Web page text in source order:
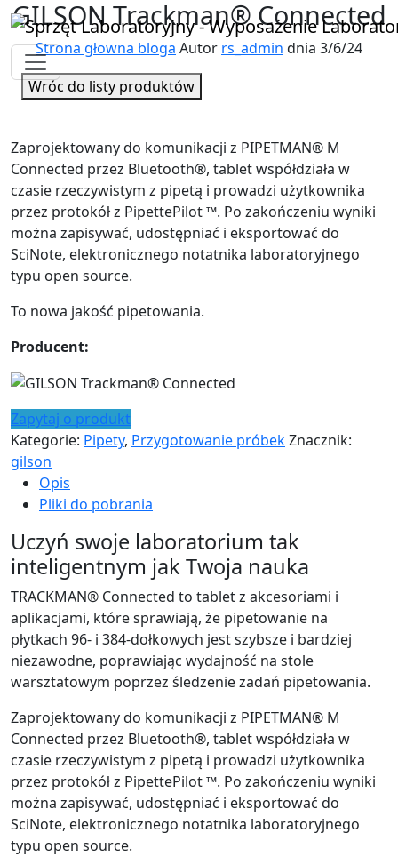
GILSON Trackman® Connected
Strona głowna bloga Autor rs_admin dnia 3/6/24
Wróc do listy produktów
Zaprojektowany do komunikacji z PIPETMAN® M
Connected przez Bluetooth®, tablet współdziała w
czasie rzeczywistym z pipetą i prowadzi użytkownika
przez protokół z PipettePilot ™. Po zakończeniu wyniki
można zapisywać, udostępniać i eksportować do
SciNote, elektronicznego notatnika laboratoryjnego
typu open source.
To nowa jakość pipetowania.
Producent:
Zapytaj o produkt
Kategorie: Pipety, Przygotowanie próbekZnacznik:
gilson
Opis
Pliki do pobrania
Uczyń swoje laboratorium tak
inteligentnym jak Twoja nauka
TRACKMAN® Connected to tablet z akcesoriami i
aplikacjami, które sprawiają, że pipetowanie na
płytkach 96- i 384-dołkowych jest szybsze i bardziej
niezawodne, poprawiając wydajność na stole
warsztatowym poprzez śledzenie zadań pipetowania.
Zaprojektowany do komunikacji z PIPETMAN® M
Connected przez Bluetooth®, tablet współdziała w
czasie rzeczywistym z pipetą i prowadzi użytkownika
przez protokół z PipettePilot ™. Po zakończeniu wyniki
można zapisywać, udostępniać i eksportować do
SciNote, elektronicznego notatnika laboratoryjnego
typu open source.